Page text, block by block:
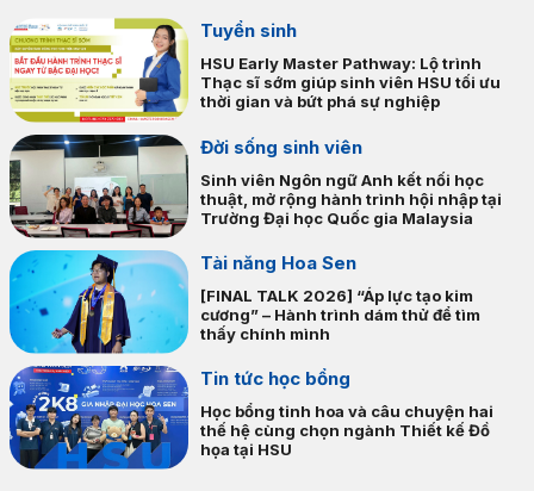
nhận ra rằng thành công được tạo nên từ cách mình sống mỗi
ngày. Tại Final Talk trong Lễ Tốt nghiệp HSU 2026, bốn Thủ khoa
của Khoa Du lịch – Nhà hàng – Khách sạn đã mang đến bốn góc
nhìn khác nhau về hành trình trưởng thành. Nhưng phía sau những
câu chuyện ấy là một suy nghĩ đồng nhất: khi…
Tuyển sinh
HSU Early Master Pathway: Lộ trình
Thạc sĩ sớm giúp sinh viên HSU tối ưu
thời gian và bứt phá sự nghiệp
Đời sống sinh viên
Sinh viên Ngôn ngữ Anh kết nối học
thuật, mở rộng hành trình hội nhập tại
Trường Đại học Quốc gia Malaysia
Tài năng Hoa Sen
[FINAL TALK 2026] “Áp lực tạo kim
cương” – Hành trình dám thử để tìm
thấy chính mình
Tin tức học bổng
Học bổng tinh hoa và câu chuyện hai
thế hệ cùng chọn ngành Thiết kế Đồ
họa tại HSU